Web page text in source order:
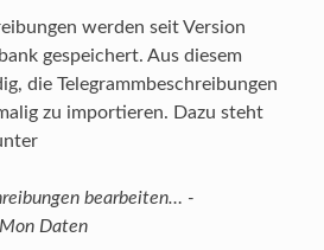
werden seit Version
gespeichert. Aus diesem
die Telegrammbeschreibungen
zu importieren. Dazu steht
bearbeiten… -
Daten